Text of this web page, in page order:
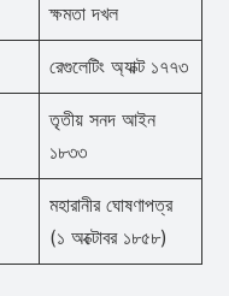
ক্ষমতা দখল
রেগুলেটিং অ্যাক্ট ১৭৭৩
তৃতীয় সনদ আইন
১৮৩৩
মহারানীর ঘোষণাপত্র
(১ অক্টোবর ১৮৫৮)